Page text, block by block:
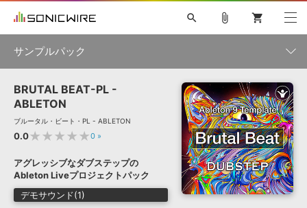
ソフト音源 »
プラグイン・エフェクト »
サンプルパック »
特集 »
製品サポート情報 »
search
初音ミク NT 鏡音リン・レン V4X 巡音ルカ V4X
MEIKO V3
KAITO V3
TOONTRACK
SPITFIRE AUDIO
VIENNA
EZ DRUMMER 3
ライセンスフリーBGM
ボーカル抜き出し
DUBSTEP
ELECTRONICA
EDM TRANCE MUTANT
ROUTER.FM
SONOCA
attach_file shopping_cart
サンプルパック
製品一覧
メーカー
BRUTAL BEAT-PL -
ABLETON
ブルータル・ビート・PL - ABLETON
0.0★★★★★0 »
アグレッシブなダブステップの
Ableton Liveプロジェクトパック
デモサウンド(1)